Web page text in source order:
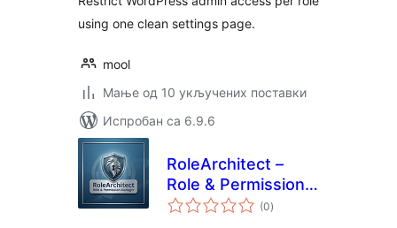
using one clean settings page.
mool
Мање од 10 укључених поставки
Испробан са 6.9.6
RoleArchitect –
Role & Permission
Manager
(0укупних
оцена
)